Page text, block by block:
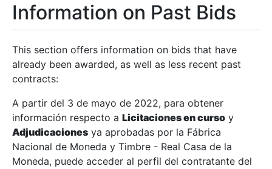
Show/Hide
Show/Hide
Information on Past Bids
This section offers information on bids that have
already been awarded, as well as less recent past
contracts:
A partir del 3 de mayo de 2022, para obtener
información respecto a Licitaciones en curso y
Adjudicaciones ya aprobadas por la Fábrica
Nacional de Moneda y Timbre - Real Casa de la
Moneda, puede acceder al perfil del contratante del